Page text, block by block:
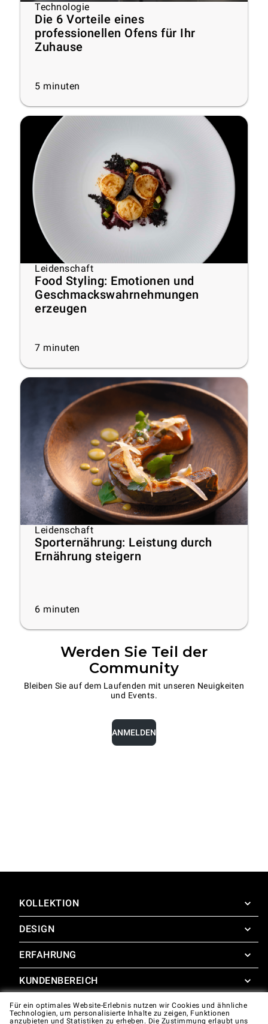
Technologie
Die 6 Vorteile eines
professionellen Ofens für Ihr
Zuhause
5 minuten
Leidenschaft
Food Styling: Emotionen und
Geschmackswahrnehmungen
erzeugen
7 minuten
Leidenschaft
Sporternährung: Leistung durch
Ernährung steigern
6 minuten
Werden Sie Teil der
Community
Bleiben Sie auf dem Laufenden mit unseren Neuigkeiten
und Events.
ANMELDEN
KOLLEKTION
SuperOven
Zubehör
DESIGN
Design Concierge
Design Lounge
Downloads
Fotogalerie
ERFAHRUNG
SuperOven Experience
Unox Casa App
KUNDENBEREICH
Garantie
Für ein optimales Website-Erlebnis nutzen wir Cookies und ähnliche
Technologien, um personalisierte Inhalte zu zeigen, Funktionen
anzubieten und Statistiken zu erheben. Die Zustimmung erlaubt uns